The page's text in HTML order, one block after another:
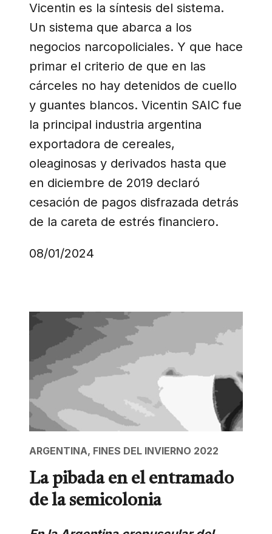
Vicentin es la síntesis del sistema.
Un sistema que abarca a los
negocios narcopoliciales. Y que hace
primar el criterio de que en las
cárceles no hay detenidos de cuello
y guantes blancos. Vicentin SAIC fue
la principal industria argentina
exportadora de cereales,
oleaginosas y derivados hasta que
en diciembre de 2019 declaró
cesación de pagos disfrazada detrás
de la careta de estrés financiero.
08/01/2024
ARGENTINA, FINES DEL INVIERNO 2022
La pibada en el entramado
de la semicolonia